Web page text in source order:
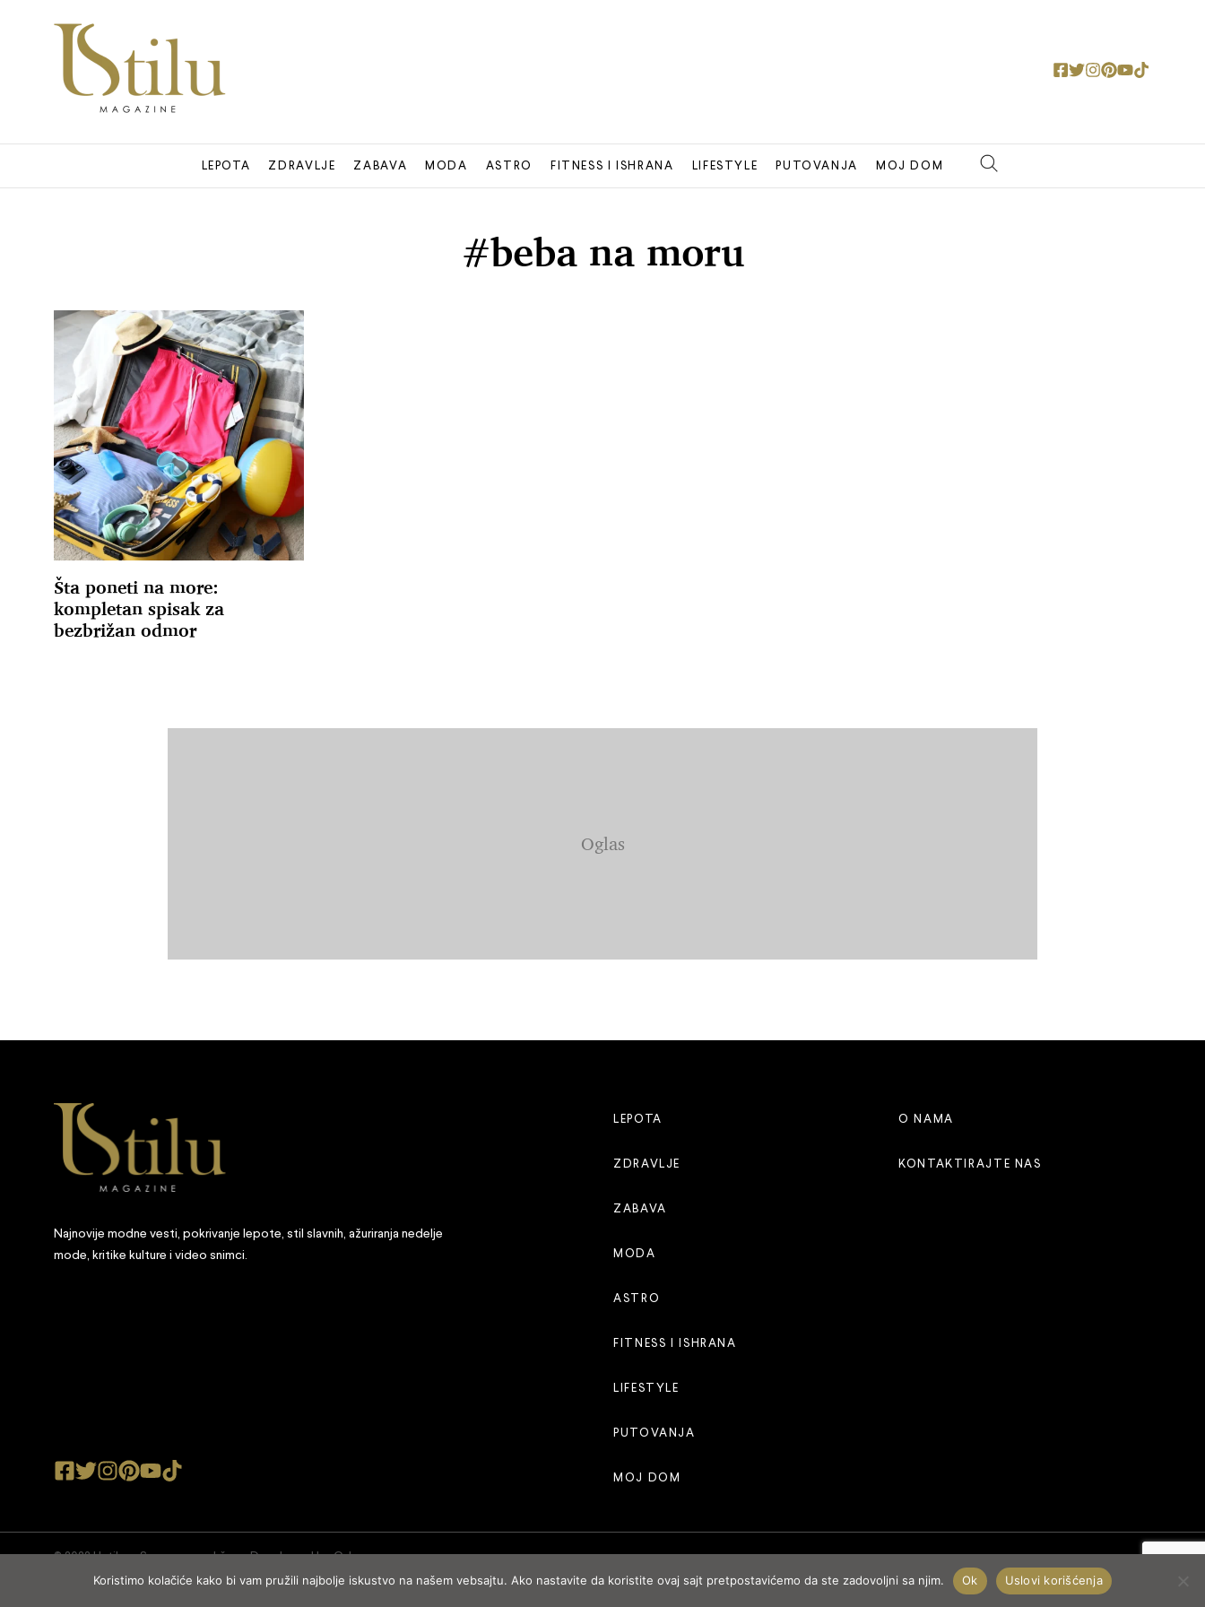
LEPOTA ZDRAVLJE ZABAVA MODA ASTRO FITNESS I ISHRANA LIFESTYLE PUTOVANJA MOJ DOM
#beba na moru
Šta poneti na more:
kompletan spisak za
bezbrižan odmor
Najnovije modne vesti, pokrivanje lepote, stil slavnih, ažuriranja nedelje
mode, kritike kulture i video snimci.
LEPOTA
ZDRAVLJE
ZABAVA
MODA
ASTRO
FITNESS I ISHRANA
LIFESTYLE
PUTOVANJA
MOJ DOM
O NAMA
KONTAKTIRAJTE NAS
© 2022 Ustilu.rs Sva prava zadržana. Developed byCubes
Koristimo kolačiće kako bi vam pružili najbolje iskustvo na našem vebsajtu. Ako nastavite da koristite ovaj sajt pretpostavićemo da ste zadovoljni sa njim. Ok Uslovi korišćenja